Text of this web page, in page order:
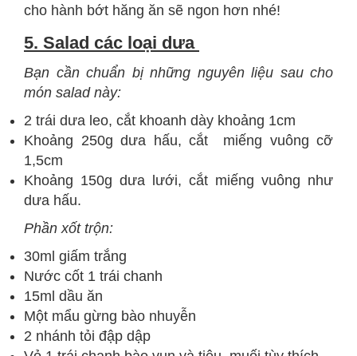
cho hành bớt hăng ăn sẽ ngon hơn nhé!
5. Salad các loại dưa
Bạn cần chuẩn bị những nguyên liệu sau cho
món salad này:
2 trái dưa leo, cắt khoanh dày khoảng 1cm
Khoảng 250g dưa hấu, cắt miếng vuông cỡ
1,5cm
Khoảng 150g dưa lưới, cắt miếng vuông như
dưa hấu.
Phần xốt trộn:
30ml giấm trắng
Nước cốt 1 trái chanh
15ml dầu ăn
Một mẩu gừng bào nhuyễn
2 nhánh tỏi đập dập